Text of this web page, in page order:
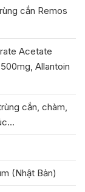
cắn Remos
Acetate
Allantoin
cắn, chàm,
(Nhật Bản)